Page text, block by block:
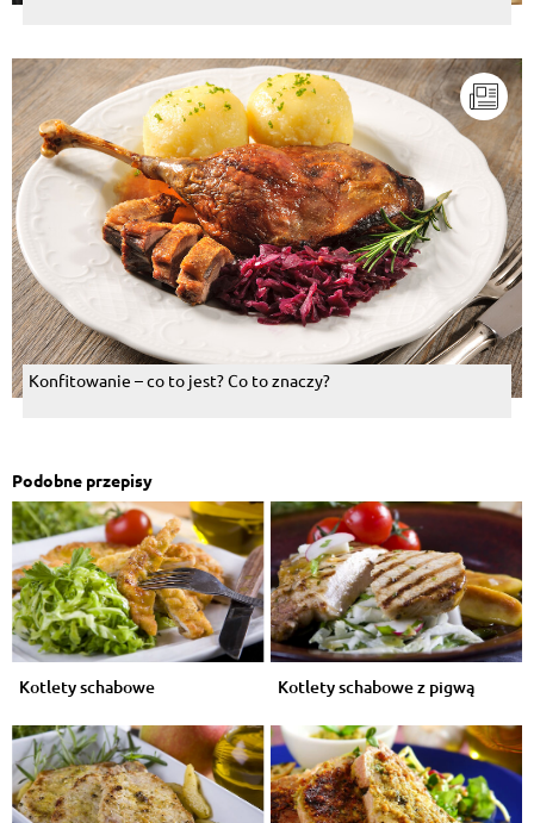
Konfitowanie – co to jest? Co to znaczy?
Podobne przepisy
Kotlety schabowe Kotlety schabowe z pigwą